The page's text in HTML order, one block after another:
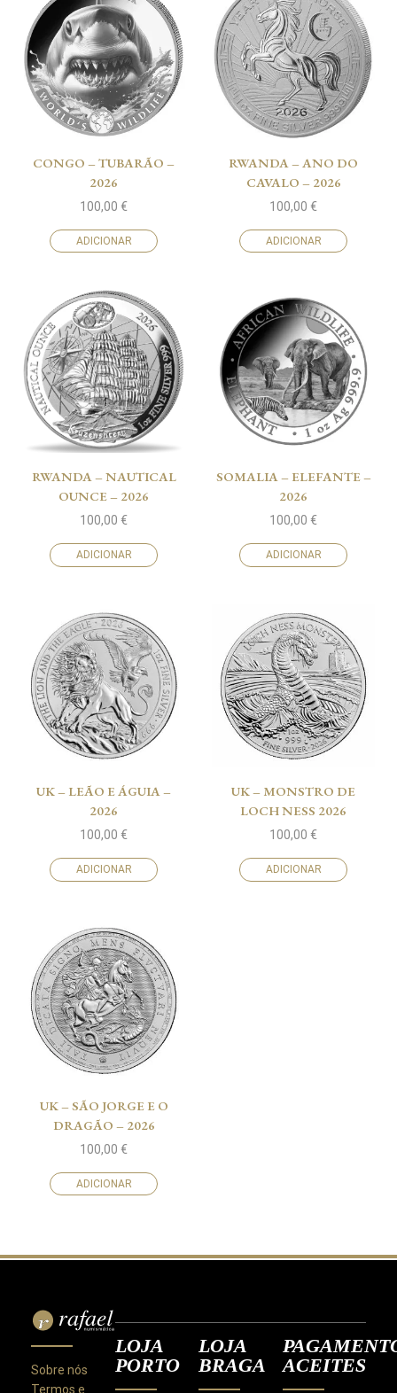
CONGO – TUBARÃO –
2026
100,00 €
ADICIONAR
RWANDA – ANO DO
CAVALO – 2026
100,00 €
ADICIONAR
RWANDA – NAUTICAL
OUNCE – 2026
100,00 €
ADICIONAR
SOMALIA – ELEFANTE –
2026
100,00 €
ADICIONAR
UK – LEÃO E ÁGUIA –
2026
100,00 €
ADICIONAR
UK – MONSTRO DE
LOCH NESS 2026
100,00 €
ADICIONAR
UK – SÃO JORGE E O
DRAGÃO – 2026
100,00 €
ADICIONAR
Sobre nós
Termos e
LOJA
PORTO
LOJA
BRAGA
ACEITES